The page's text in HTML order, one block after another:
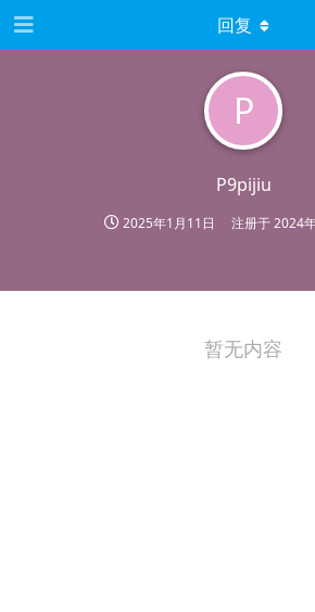
P
P9pijiu
2025年1月11日 注册于2024
回复
暂无内容